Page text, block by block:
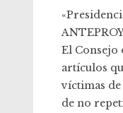
El Consejo
artículos
víctimas
de no